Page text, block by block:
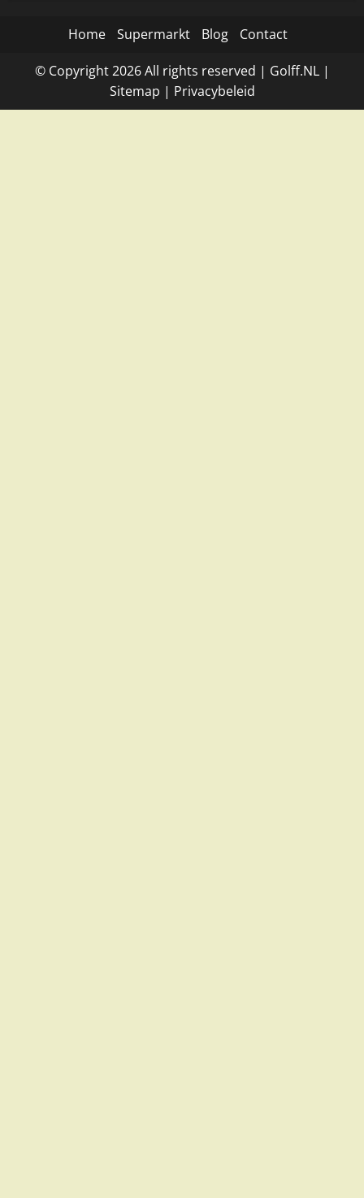
Home Supermarkt Blog Contact
© Copyright2026All rights reserved | Golff.NL|
Sitemap | Privacybeleid